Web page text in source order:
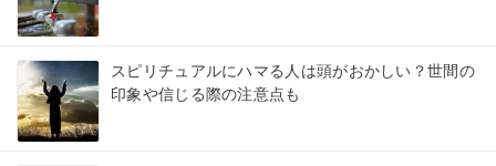
スピリチュアルにハマる人は頭がおかしい？世間の
印象や信じる際の注意点も